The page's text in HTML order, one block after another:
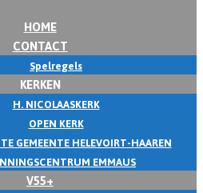
HOME
CONTACT
Spelregels
KERKEN
H. NICOLAASKERK
OPEN KERK
GEMEENTE HELEVOIRT-HAAREN
EMMAUS
V55+